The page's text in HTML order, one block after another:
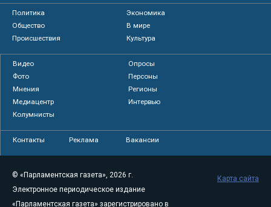
Политика
Экономика
Общество
В мире
Происшествия
Культура
Видео
Опросы
Фото
Персоны
Мнения
Регионы
Медиацентр
Интервью
Колумнисты
Контакты Реклама Вакансии
© «Парламентская газета», 2026 г.
Электронное периодическое издание
«Парламентская газета» зарегистрировано в
Карта сайта